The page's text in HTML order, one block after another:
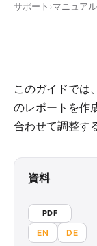
サポート ›マニュアル
このガイドでは
のレポートを作
合わせて調整す
資料
PDF
EN DE